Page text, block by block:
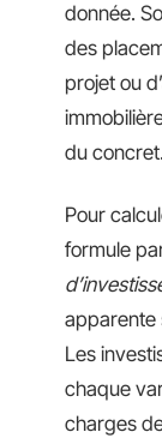
donnée.
des
projet ou
du concret.
Pour
formule
apparente
Les
chaque
charges